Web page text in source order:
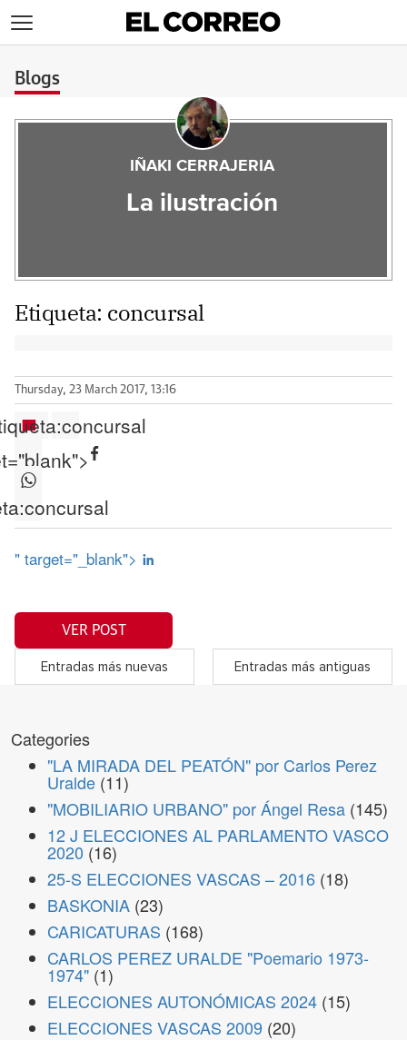
Blogs
IÑAKI CERRAJERIA
La ilustración
Etiqueta: concursal
Thursday, 23 March 2017, 13:16
concursal
concursal
" target="_blank">
VER POST
Entradas más nuevas Entradas más antiguas
Categories
"LA MIRADA DEL PEATÓN" por Carlos Perez
Uralde (11)
"MOBILIARIO URBANO" por Ángel Resa (145)
12 J ELECCIONES AL PARLAMENTO VASCO
2020 (16)
25-S ELECCIONES VASCAS – 2016 (18)
BASKONIA (23)
CARICATURAS (168)
CARLOS PEREZ URALDE "Poemario 1973-
1974" (1)
ELECCIONES AUTONÓMICAS 2024 (15)
ELECCIONES VASCAS 2009 (20)